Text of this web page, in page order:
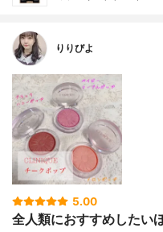
りりびよ
5.00
全人類におすすめしたい